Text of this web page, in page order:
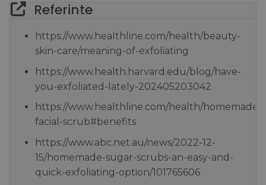
Referinte
https://www.healthline.com/health/beauty-
skin-care/meaning-of-exfoliating
https://www.health.harvard.edu/blog/have-
you-exfoliated-lately-202405203042
https://www.healthline.com/health/homemade-
facial-scrub#benefits
https://www.abc.net.au/news/2022-12-
15/homemade-sugar-scrubs-an-easy-and-
quick-exfoliating-option/101765606